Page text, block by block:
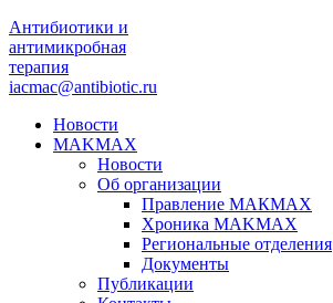
Антибиотики и
антимикробная
терапия
iacmac@antibiotic.ru
Новости
MAKMAX
Новости
Об организации
Правление МАКМАХ
Хроника MAKMAX
Региональные отделения
Документы
Публикации